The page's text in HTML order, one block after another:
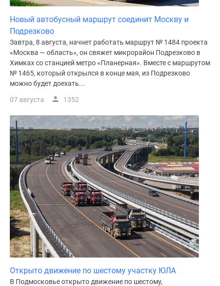
Дома
коттеджи
Коттеджные
поселки
Новой
Готовые
коттеджные
поселки
Строящиеся
коттеджные
поселки
Коттеджные
поселки
лесу
Коттеджные
поселки
водоема
Коттеджные
поселки
Новый автобусный маршрут соединит Москву и
Подрезково
Завтра, 8 августа, начнет работать маршрут № 1484 проекта
«Москва — область», он свяжет микрорайон Подрезково в
Химках со станцией метро «Планерная». Вместе с маршрутом
№ 1465, который открылся в конце мая, из Подрезково
можно будет доехать...
07 августа 1352
Открыто движение по шестому участку ЮЛА
В Подмосковье открыто движение по шестому,